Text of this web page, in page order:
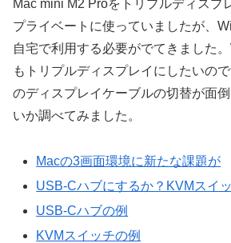
Mac mini M2 Proをトリプルディスプ
プライベートに使っていましたが、
自宅で利用する必要がでてきました
もトリプルディスプレイにしたいの
のディスプレイケーブルの切替が面
いか調べてみました。
Macの3画面環境に新たな課題が
USB-Cハブにするか？KVMスイ
USB-Cハブの例
KVMスイッチの例